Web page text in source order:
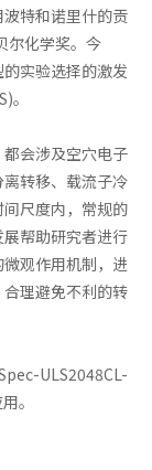
特和诺里什的贡
尔化学奖。今
实验选择的激发
。
会涉及空穴电子
转移、载流子冷
尺度内，常规的
帮助研究者进行
观作用机制，进
理避免不利的转
ULS2048CL-
。